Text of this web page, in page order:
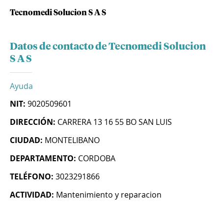
Tecnomedi Solucion S A S
Datos de contacto de Tecnomedi Solucion
S A S
Ayuda
NIT: 9020509601
DIRECCIÓN: CARRERA 13 16 55 BO SAN LUIS
CIUDAD: MONTELIBANO
DEPARTAMENTO: CORDOBA
TELÉFONO: 3023291866
ACTIVIDAD: Mantenimiento y reparacion